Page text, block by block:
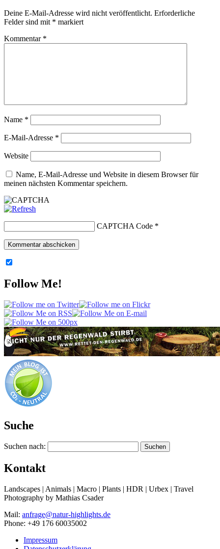
Deine E-Mail-Adresse wird nicht veröffentlicht. Erforderliche
Felder sind mit * markiert
Kommentar *
Name *
E-Mail-Adresse *
Website
Name, E-Mail-Adresse und Website in diesem Browser für
meinen nächsten Kommentar speichern.
CAPTCHA Code *
Follow Me!
Suche
Suchen nach:
Kontakt
Landscapes | Animals | Macro | Plants | HDR | Urbex | Travel
Photography by Mathias Csader
Mail: anfrage@natur-highlights.de
Phone: +49 176 60035002
Impressum